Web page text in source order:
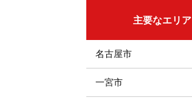
主要なエリア
名古屋市
一宮市